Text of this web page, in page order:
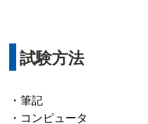
試験方法
・筆記
・コンピュータ